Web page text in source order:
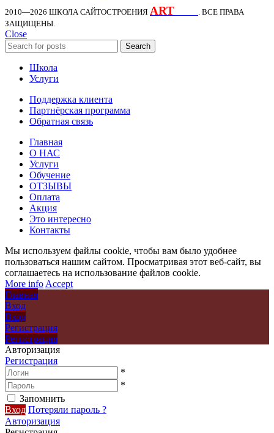
2010—2026 ШКОЛА САЙТОСТРОЕНИЯ ART
. ВСЕ ПРАВА
ЗАЩИЩЕНЫ.
Close
Search
Школа
Услуги
Поддержка клиента
Партнёрская программа
Обратная связь
Главная
О НАС
Услуги
Обучение
ОТЗЫВЫ
Оплата
Акция
Это интересно
Контакты
Мы используем файлы cookie, чтобы вам было удобнее
пользоваться нашим сайтом. Просматривая этот веб-сайт, вы
соглашаетесь на использование файлов cookie.
More info Accept
Главная
Вход
Вход
Регистрация
Регистрация
Авторизация
Регистрация
*
*
Запомнить
Вход Потеряли пароль ?
Авторизация